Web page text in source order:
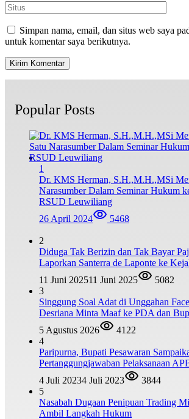
Simpan nama, email, dan situs web saya
untuk komentar saya berikutnya.
Popular Posts
1
Dr. KMS Herman, S.H.,M.H.,MSi
Narasumber Dalam Seminar Hukum
RSUD Leuwiliang
26 April 2024
5468
2
Diduga Tak Berizin dan Tak Bayar
Laporkan Santerra de Laponte ke
11 Juni 202511 Juni 2025
5082
3
Singgung Soal Adat di Unggahan
Desriana Minta Maaf ke PDA dan
5 Agustus 2026
4122
4
Paripurna, Bupati Pesawaran
Pertanggungjawaban Pelaksanaan
4 Juli 20234 Juli 2023
3844
5
Nasabah Dugaan Penipuan Trading
Ambil Langkah Hukum